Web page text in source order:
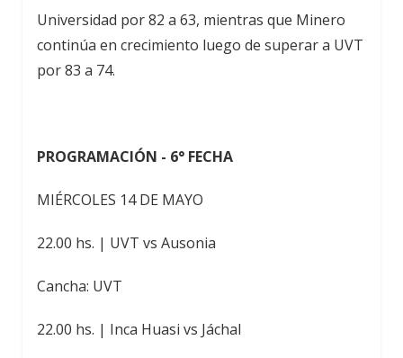
Universidad por 82 a 63, mientras que Minero
continúa en crecimiento luego de superar a UVT
por 83 a 74.
PROGRAMACIÓN - 6° FECHA
MIÉRCOLES 14 DE MAYO
22.00 hs. | UVT vs Ausonia
Cancha: UVT
22.00 hs. | Inca Huasi vs Jáchal